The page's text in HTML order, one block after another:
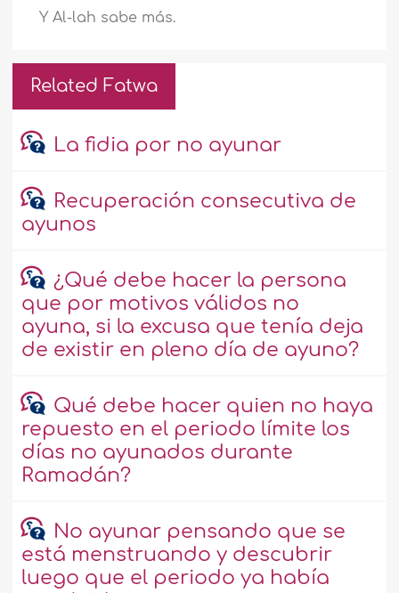
Y Al-lah sabe más.
Related Fatwa
La fidia por no ayunar
Recuperación consecutiva de
ayunos
¿Qué debe hacer la persona
que por motivos válidos no
ayuna, si la excusa que tenía deja
de existir en pleno día de ayuno?
Qué debe hacer quien no haya
repuesto en el periodo límite los
días no ayunados durante
Ramadán?
No ayunar pensando que se
está menstruando y descubrir
luego que el periodo ya había